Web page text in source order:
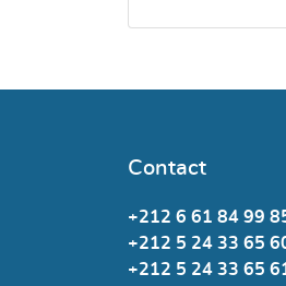
Contact
+212 6 61 84 99
+212 5 24 33 65
+212 5 24 33 65